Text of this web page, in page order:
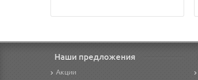
Наши предложения
Акции